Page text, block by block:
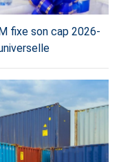
fixe son cap 2026-